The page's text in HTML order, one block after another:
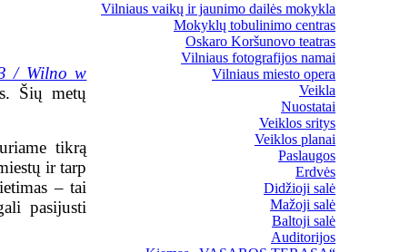
Vilniaus vaikų ir jaunimo dailės mokykla
Mokyklų tobulinimo centras
Oskaro Koršunovo teatras
Vilniaus fotografijos namai
Vilniaus miesto opera
Veikla
Nuostatai
Veiklos sritys
Veiklos planai
Paslaugos
Erdvės
Didžioji salė
Mažoji salė
Baltoji salė
Auditorijos
/ Wilno w
Šių metų
tikrą
ir tarp
– tai
pasijusti